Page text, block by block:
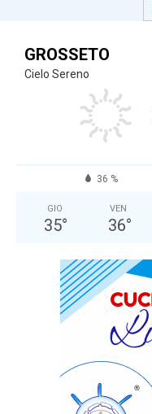
GROSSETO
Cielo Sereno
36 %
GIO
35°
VEN
36°